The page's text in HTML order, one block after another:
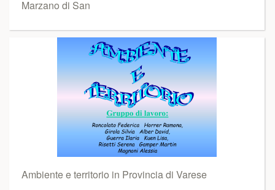
Marzano di San
Ambiente e territorio in Provincia di Varese